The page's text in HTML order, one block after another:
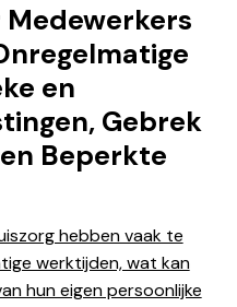
Medewerkers
en
Gebrek
Beperkte
hebben vaak te
werktijden, wat kan
hun eigen persoonlijke